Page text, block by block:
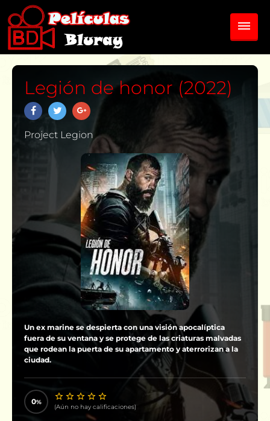
Legión de honor (2022)
Project Legion
Un ex marine se despierta con una visión apocalíptica
fuera de su ventana y se protege de las criaturas malvadas
que rodean la puerta de su apartamento y aterrorizan a la
ciudad.
0
(Aún no hay calificaciones)